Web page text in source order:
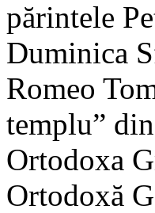
părintele
Duminica
Romeo
templu”
Ortodoxa
Ortodoxă